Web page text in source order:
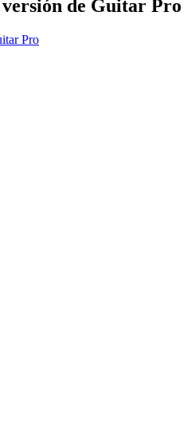
de Guitar Pro
Pro